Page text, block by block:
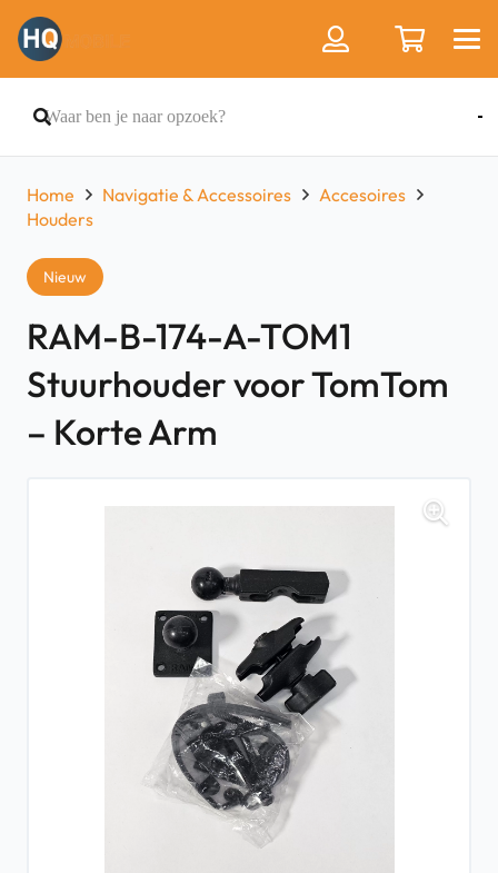
Home Navigatie & Accessoires
Accesoires
Houders
Nieuw
RAM-B-174-A-TOM1
Stuurhouder voor TomTom
– Korte Arm